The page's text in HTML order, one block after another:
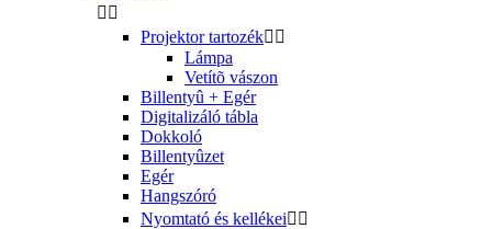
 
Projektor tartozék 
Lámpa
Vetítõ vászon
Billentyû + Egér
Digitalizáló tábla
Dokkoló
Billentyûzet
Egér
Hangszóró
Nyomtató és kellékei 